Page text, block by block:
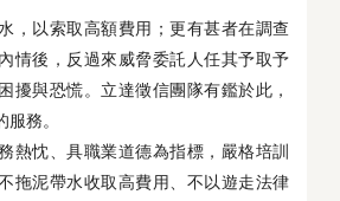
，以索取高額費用；更有甚者在調查
情後，反過來威脅委託人任其予取予
擾與恐慌。立達徵信團隊有鑑於此，
務。
熱忱、具職業道德為指標，嚴格培訓
拖泥帶水收取高費用、不以遊走法律